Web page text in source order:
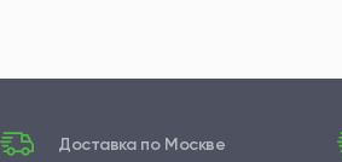
Доставка по Москве